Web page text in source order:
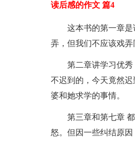
读后感的作文 篇4
这本书的第一章
弄，但我们不应该戏弄
第二章讲学习优
不迟到的，今天竟然
婆和她求学的事情。
第三章和第七章
怒。但因一些纠结原因